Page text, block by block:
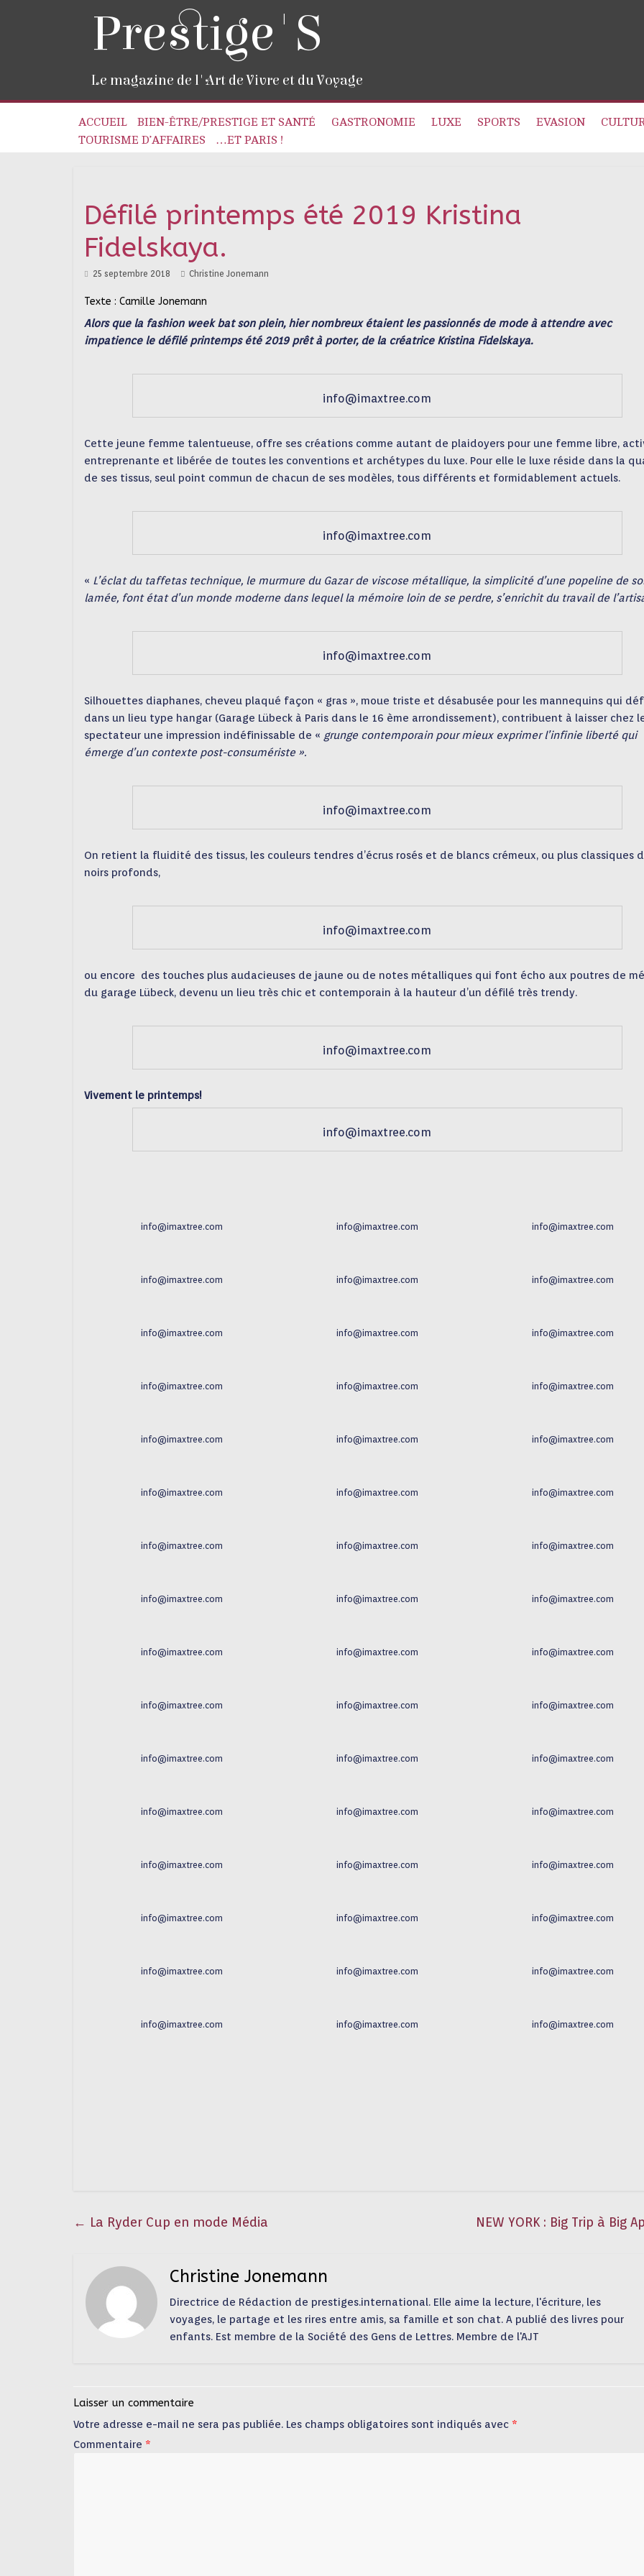
Prestige'S
Le magazine de l'Art de Vivre et du Voyage
ACCUEIL BIEN-ÊTRE/PRESTIGE ET SANTÉ GASTRONOMIE LUXE SPORTS EVASION
TOURISME D’AFFAIRES
…ET PARIS !
Défilé printemps été 2019 Kristina
Fidelskaya.
25 septembre 2018 Christine Jonemann
Texte : Camille Jonemann
Alors que la fashion week bat son plein, hier nombreux étaient les passionnés de mode à attendre avec
impatience le défilé printemps été 2019 prêt à porter, de la créatrice Kristina Fidelskaya.
info@imaxtree.com
Cette jeune femme talentueuse, offre ses créations comme autant de plaidoyers pour une femme libre,
entreprenante et libérée de toutes les conventions et archétypes du luxe. Pour elle le luxe réside dans la
de ses tissus, seul point commun de chacun de ses modèles, tous différents et formidablement actuels.
info@imaxtree.com
« L’éclat du taffetas technique, le murmure du Gazar de viscose métallique, la simplicité d’une popeline de
lamée, font état d’un monde moderne dans lequel la mémoire loin de se perdre, s’enrichit du travail de
info@imaxtree.com
Silhouettes diaphanes, cheveu plaqué façon « gras », moue triste et désabusée pour les mannequins qui
dans un lieu type hangar (Garage Lübeck à Paris dans le 16 ème arrondissement), contribuent à laisser chez
spectateur une impression indéfinissable de « grunge contemporain pour mieux exprimer l’infinie liberté qui
émerge d’un contexte post-consumériste ».
info@imaxtree.com
On retient la fluidité des tissus, les couleurs tendres d’écrus rosés et de blancs crémeux, ou plus classiques
noirs profonds,
info@imaxtree.com
ou encore des touches plus audacieuses de jaune ou de notes métalliques qui font écho aux poutres de
du garage Lübeck, devenu un lieu très chic et contemporain à la hauteur d’un défilé très trendy.
info@imaxtree.com
Vivement le printemps!
info@imaxtree.com
info@imaxtree.com info@imaxtree.com info@imaxtree.com
info@imaxtree.com info@imaxtree.com info@imaxtree.com
info@imaxtree.com info@imaxtree.com info@imaxtree.com
info@imaxtree.com info@imaxtree.com info@imaxtree.com
info@imaxtree.com info@imaxtree.com info@imaxtree.com
info@imaxtree.com info@imaxtree.com info@imaxtree.com
info@imaxtree.com info@imaxtree.com info@imaxtree.com
info@imaxtree.com info@imaxtree.com info@imaxtree.com
info@imaxtree.com info@imaxtree.com info@imaxtree.com
info@imaxtree.com info@imaxtree.com info@imaxtree.com
info@imaxtree.com info@imaxtree.com info@imaxtree.com
info@imaxtree.com info@imaxtree.com info@imaxtree.com
info@imaxtree.com info@imaxtree.com info@imaxtree.com
info@imaxtree.com info@imaxtree.com info@imaxtree.com
info@imaxtree.com info@imaxtree.com info@imaxtree.com
info@imaxtree.com info@imaxtree.com info@imaxtree.com
← La Ryder Cup en mode Média NEW YORK : Big Trip à Big
Christine Jonemann
Directrice de Rédaction de prestiges.international. Elle aime la lecture, l'écriture, les
voyages, le partage et les rires entre amis, sa famille et son chat. A publié des livres pour
enfants. Est membre de la Société des Gens de Lettres. Membre de l'AJT
Laisser un commentaire
Votre adresse e-mail ne sera pas publiée. Les champs obligatoires sont indiqués avec *
Commentaire *